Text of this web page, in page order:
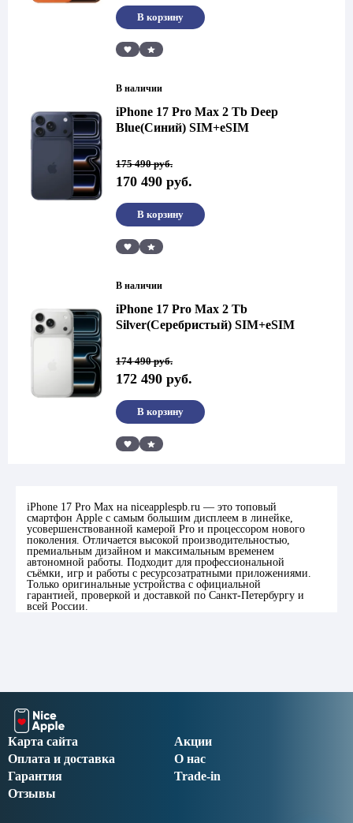
490 руб..
Сравнить
В корзину
В наличии
iPhone 17 Pro Max 2 Tb Deep
Blue(Синий) SIM+eSIM
175 490руб.
Первоначальная
цена
составляла
490 руб..
170 490 руб.
Текущая
цена:
170
Сравнить
В корзину
В наличии
iPhone 17 Pro Max 2 Tb
Silver(Серебристый) SIM+eSIM
174 490руб.
Первоначальная
цена
составляла
490 руб..
172 490 руб.
Текущая
цена:
172
Сравнить
В корзину
iPhone 17 Pro Max на niceapplespb.ru — это топовый
смартфон Apple с самым большим дисплеем в линейке,
усовершенствованной камерой Pro и процессором нового
поколения. Отличается высокой производительностью,
премиальным дизайном и максимальным временем
автономной работы. Подходит для профессиональной
съёмки, игр и работы с ресурсозатратными приложениями.
Только оригинальные устройства с официальной
гарантией, проверкой и доставкой по Санкт-Петербургу и
всей России.
Акции
О нас
Оплата и доставка
Trade-in
Гарантия
Отзывы
Карта сайта